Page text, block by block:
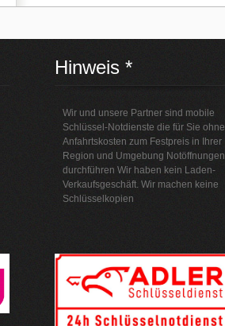
Hinweis *
Wir und unsere Partner sind mobile
Schlüssel-Notdienste die für Sie ohne
Anfahrtskosten zum Festpreis in Ihrer
Region und Umgebung Notöffnungen
durchführen Wir haben kein Laden-
Verkaufsgeschäft. Wir machen keine
Schlüsselkopien